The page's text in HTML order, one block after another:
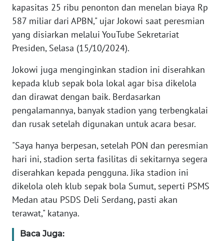
kapasitas 25 ribu penonton dan menelan biaya Rp
587 miliar dari APBN," ujar Jokowi saat peresmian
yang disiarkan melalui YouTube Sekretariat
Presiden, Selasa (15/10/2024).
Jokowi juga menginginkan stadion ini diserahkan
kepada klub sepak bola lokal agar bisa dikelola
dan dirawat dengan baik. Berdasarkan
pengalamannya, banyak stadion yang terbengkalai
dan rusak setelah digunakan untuk acara besar.
"Saya hanya berpesan, setelah PON dan peresmian
hari ini, stadion serta fasilitas di sekitarnya segera
diserahkan kepada pengguna. Jika stadion ini
dikelola oleh klub sepak bola Sumut, seperti PSMS
Medan atau PSDS Deli Serdang, pasti akan
terawat," katanya.
Baca Juga:
REDAKSI
KARIR
Wahana
News
Regional
SUMUT
WN
JAKARTA
JABAR